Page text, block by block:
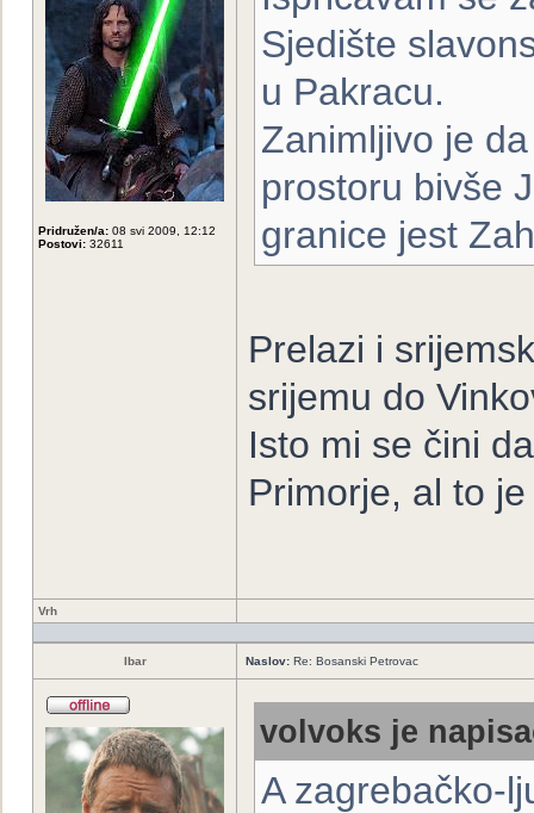
Pridružen/a: 08 svi 2009, 12:12
Postovi: 32611
Sjedište
u Pakracu.
Zanimljivo je
prostoru bivše
granice jest
Prelazi i
srijemu do
Isto mi se čini
Primorje, al to
Vrh
Ibar Naslov: Re: Bosanski Petrovac
volvoks je
A zagrebačko-